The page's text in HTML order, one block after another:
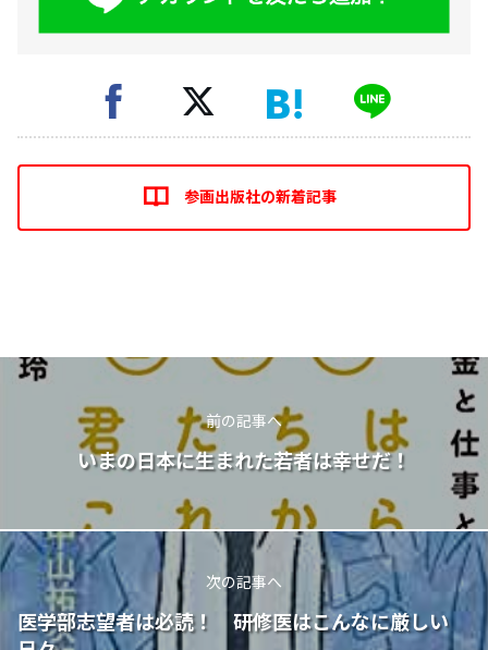
参画出版社の新着記事
前の記事へ
いまの日本に生まれた若者は幸せだ！
次の記事へ
医学部志望者は必読！ 研修医はこんなに厳しい